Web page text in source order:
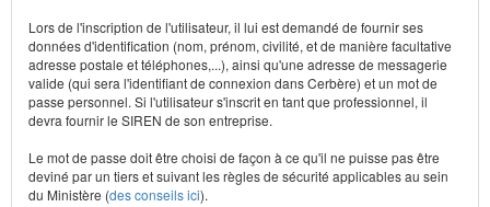
Lors de l'inscription de l'utilisateur, il lui est demandé de fournir ses
données d'identification (nom, prénom, civilité, et de manière facultative
adresse postale et téléphones,...), ainsi qu'une adresse de messagerie
valide (qui sera l'identifiant de connexion dans Cerbère) et un mot de
passe personnel. Si l'utilisateur s'inscrit en tant que professionnel, il
devra fournir le SIREN de son entreprise.
Le mot de passe doit être choisi de façon à ce qu'il ne puisse pas être
deviné par un tiers et suivant les règles de sécurité applicables au sein
du Ministère (des conseils ici).